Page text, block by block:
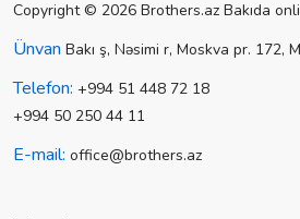
Copyright © 2026 Brothers.az Bakıda
Ünvan Bakı ş, Nəsimi r, Moskva pr. 172,
Telefon: +994 51 448 72 18
+994 50 250 44 11
E-mail: office@brothers.az